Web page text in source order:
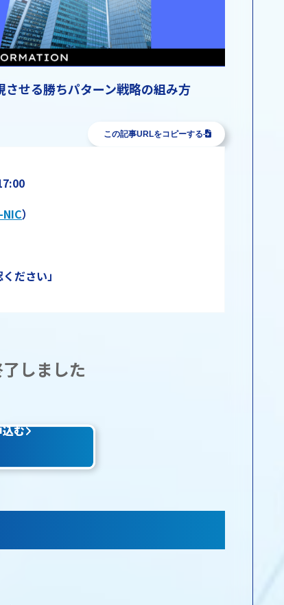
させる勝ちパターン戦略の組み方
この記事URLをコピーする
NIC）
ださい」
しました
む